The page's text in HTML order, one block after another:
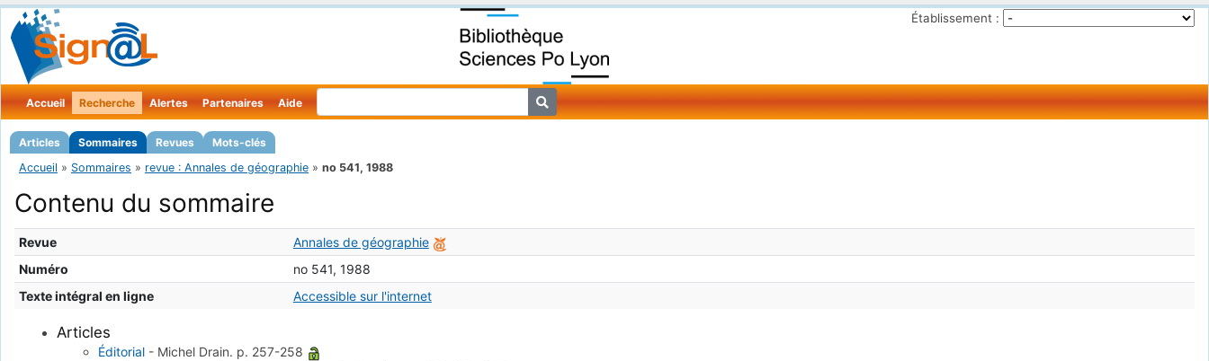
Établissement :
Accueil Recherche
Articles Sommaires Revues Mots-clés
Alertes Partenaires Aide
Accueil » Sommaires » revue : Annales de géographie » no 541, 1988
Contenu du sommaire
Revue
Annales de géographie
Numéro
no 541, 1988
Texte intégral en ligne
Accessible sur l'internet
Articles
Éditorial - Michel Drain. p. 257-258